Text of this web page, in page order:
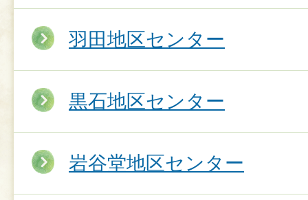
羽田地区センター
黒石地区センター
岩谷堂地区センター